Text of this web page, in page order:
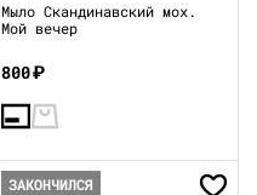
Мыло Скандинавский мох.
Мой вечер
800₽
ЗАКОНЧИЛСЯ